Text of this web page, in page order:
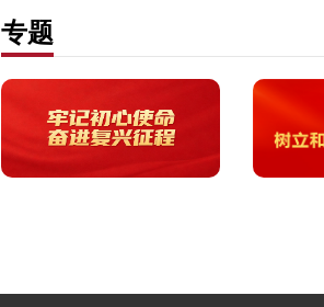
专题